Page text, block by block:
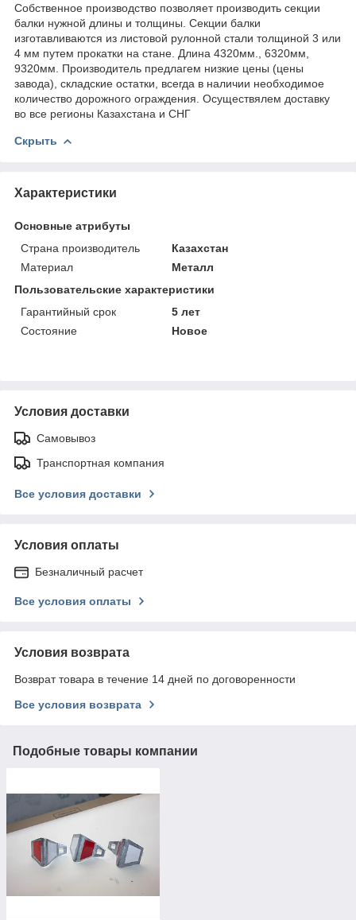
Собственное производство позволяет производить секции
балки нужной длины и толщины. Секции балки
изготавливаются из листовой рулонной стали толщиной 3 или
4 мм путем прокатки на стане. Длина 4320мм., 6320мм,
9320мм. Производитель предлагем низкие цены (цены
завода), складские остатки, всегда в наличии необходимое
количество дорожного ограждения. Осуществялем доставку
во все регионы Казахстана и СНГ
Скрыть
Характеристики
Основные атрибуты
Страна производитель
Казахстан
Материал
Металл
Пользовательские характеристики
Гарантийный срок
5 лет
Состояние
Новое
Условия доставки
Самовывоз
Транспортная компания
Все условия доставки
Условия оплаты
Безналичный расчет
Все условия оплаты
Условия возврата
Возврат товара в течение 14 дней по договоренности
Все условия возврата
Подобные товары компании